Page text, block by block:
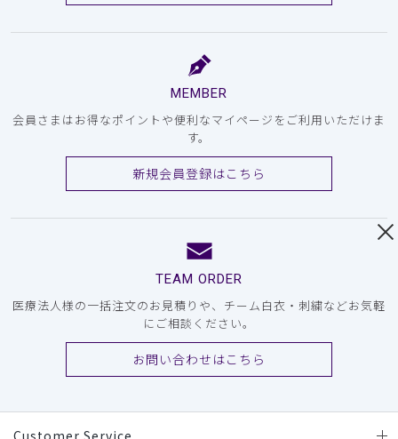
MEMBER
会員さまはお得なポイントや便利なマイページをご利用いただけま
す。
新規会員登録はこちら
TEAM ORDER
医療法人様の一括注文のお見積りや、チーム白衣・刺繍などお気軽
にご相談ください。
お問い合わせはこちら
Customer Service